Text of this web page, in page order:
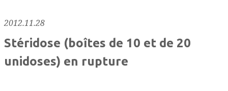
2012.11.28
Stéridose (boîtes de 10 et de 20
unidoses) en rupture